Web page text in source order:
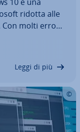
ridotta alle
Con molti errori
In
Leggi di più